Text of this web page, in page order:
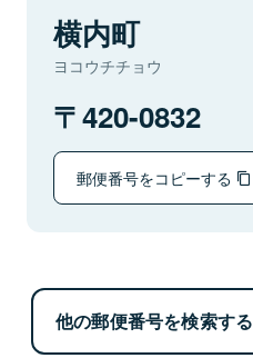
横内町
ヨコウチチョウ
420-0832
郵便番号をコピーする
他の郵便番号を検索する